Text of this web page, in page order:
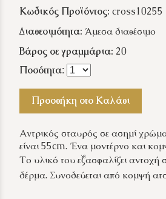
Κωδικός Προϊόντος: cross10255
Διαθεσιμότητα: Άμεσα διαθέσιμο
Βάρος σε γραμμάρια: 20
Ποσότητα:
Προσθήκη στο Καλάθι
Αντρικός σταυρός σε ασημί
είναι 55cm. Ένα μοντέρνο και
Το υλικό του εξασφαλίζει αντοχή
δέρμα. Συνοδεύεται από κομψή